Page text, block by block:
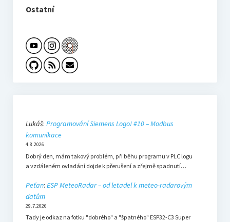
Ostatní
Lukáš: Programování Siemens Logo! #10 – Modbus
komunikace
4.8.2026
Dobrý den, mám takový problém, při běhu programu v PLC logu
a vzdáleném ovladání dojde k přerušení a zřejmě spadnutí…
Peťan: ESP MeteoRadar – od letadel k meteo-radarovým
datům
29.7.2026
Tady je odkaz na fotku "dobrého" a "špatného" ESP32-C3 Super